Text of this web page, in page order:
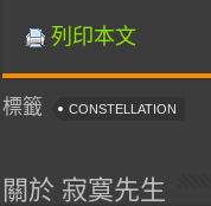
列印本文
標籤 CONSTELLATION
關於 寂寞先生